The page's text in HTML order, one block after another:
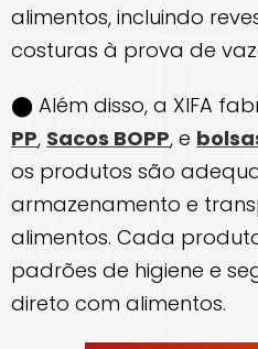
alimentos, incluindo
costuras à prova de
⬤ Além disso, a XIFA
PP, Sacos BOPP, e
os produtos são
armazenamento e
alimentos. Cada
padrões de higiene e
direto com alimentos.